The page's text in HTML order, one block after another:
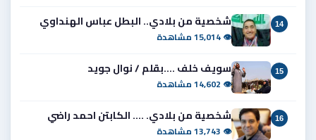
14 شخصية من بلادي.. البطل عباس الهنداوي
👁 15,014 مشاهدة
15 سويف خلف ....بقلم / نوال جويد
👁 14,602 مشاهدة
16 شخصية من بلادي. .... الكابتن احمد راضي
👁 13,743 مشاهدة